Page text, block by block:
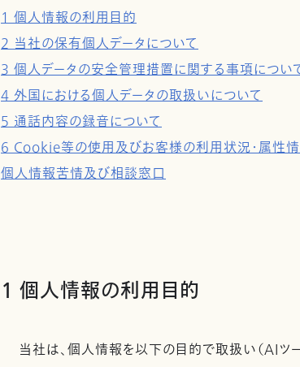
1 個人情報の利用目的
2 当社の保有個人データについて
3 個人データの安全管理措置に関する事項につい
4 外国における個人データの取扱いについて
5 通話内容の録音について
6 Cookie等の使用及びお客様の利用状況・属性
個人情報苦情及び相談窓口
1 個人情報の利用目的
当社は、個人情報を以下の目的で取扱い（AIツ